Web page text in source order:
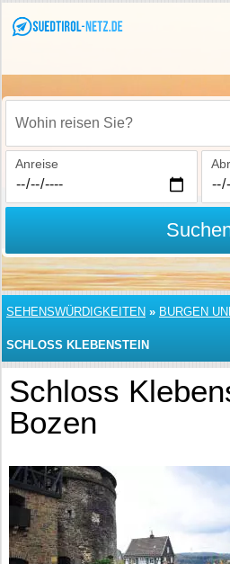
Wohin reisen Sie?
Anreise
SEHENSWÜRDIGKEITEN » BURGEN
SCHLOSS KLEBENSTEIN
Schloss
Bozen